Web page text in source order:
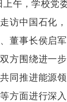
上午，学校党
访中国石化
董事长侯启军
方围绕进一
同推进能源
方面进行深